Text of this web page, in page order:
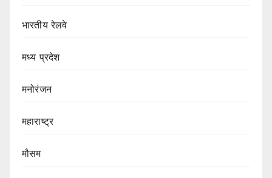
भारतीय रेलवे
मध्य प्रदेश
मनोरंजन
महाराष्ट्र
मौसम